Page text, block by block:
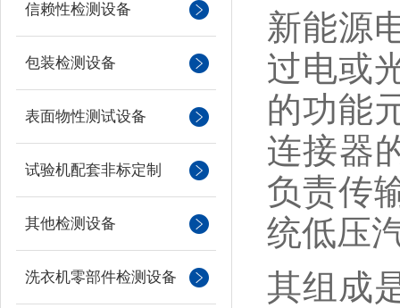
信赖性检测设备
包装检测设备
表面物性测试设备
试验机配套非标定制
其他检测设备
洗衣机零部件检测设备
新能源
过电或
的功能
连接器
负责传
统低压
其组成